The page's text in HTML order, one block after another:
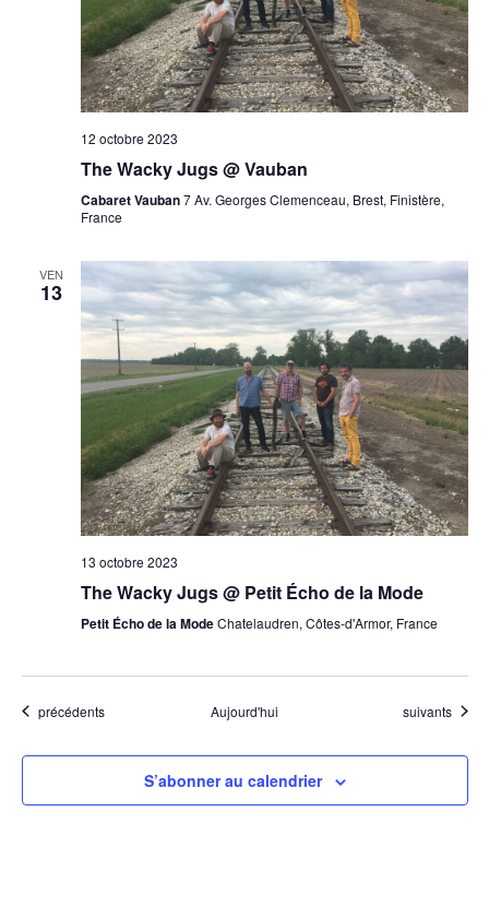
12 octobre 2023
The Wacky Jugs @ Vauban
Cabaret Vauban7 Av. Georges Clemenceau, Brest, Finistère,
France
VEN
13
13 octobre 2023
The Wacky Jugs @ Petit Écho de la Mode
Petit Écho de la ModeChatelaudren, Côtes-d'Armor, France
Évènements
précédents Aujourd'hui Évènements
suivants
S’abonner au calendrier